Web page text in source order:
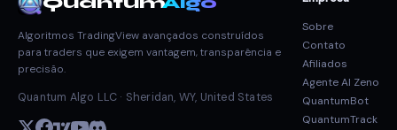
Algoritmos TradingView avançados construídos
para traders que exigem vantagem, transparência e
precisão.
Quantum Algo LLC · Sheridan, WY, United States
Sobre
Contato
Afiliados
Agente AI Zeno
QuantumBot
QuantumTrack